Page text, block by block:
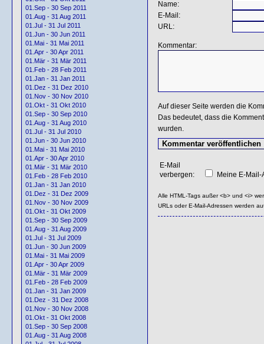
01.Sep - 30 Sep 2011
01.Aug - 31 Aug 2011
01.Jul - 31 Jul 2011
01.Jun - 30 Jun 2011
01.Mai - 31 Mai 2011
01.Apr - 30 Apr 2011
01.Mär - 31 Mär 2011
01.Feb - 28 Feb 2011
01.Jan - 31 Jan 2011
01.Dez - 31 Dez 2010
01.Nov - 30 Nov 2010
01.Okt - 31 Okt 2010
01.Sep - 30 Sep 2010
01.Aug - 31 Aug 2010
01.Jul - 31 Jul 2010
01.Jun - 30 Jun 2010
01.Mai - 31 Mai 2010
01.Apr - 30 Apr 2010
01.Mär - 31 Mär 2010
01.Feb - 28 Feb 2010
01.Jan - 31 Jan 2010
01.Dez - 31 Dez 2009
01.Nov - 30 Nov 2009
01.Okt - 31 Okt 2009
01.Sep - 30 Sep 2009
01.Aug - 31 Aug 2009
01.Jul - 31 Jul 2009
01.Jun - 30 Jun 2009
01.Mai - 31 Mai 2009
01.Apr - 30 Apr 2009
01.Mär - 31 Mär 2009
01.Feb - 28 Feb 2009
01.Jan - 31 Jan 2009
01.Dez - 31 Dez 2008
01.Nov - 30 Nov 2008
01.Okt - 31 Okt 2008
01.Sep - 30 Sep 2008
01.Aug - 31 Aug 2008
Name:
E-Mail:
URL:
Kommentar:
Auf dieser Seite werden die
Das bedeutet, dass die
wurden.
E-Mail
verbergen:
Meine E-
Alle HTML-Tags außer <b> und <i>
URLs oder E-Mail-Adressen werden